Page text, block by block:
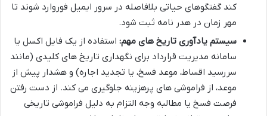
کند گفتگوهای حیاتی بلافاصله در سرور ایمیل فوروارد شوند تا
مهر زمان در هدر نامه ثبت شود.
سیستم یادآوری تاریخ های مهم: استفاده از یک فایل اکسل یا
سامانه مدیریت قرارداد برای نگهداری تاریخ های کلیدی (مانند
سررسید اقساط، موعد فسخ، یا تجدید اجاره) و هشدار پیش از
موعد، از فراموشی های پرهزینه جلوگیری می کند. از دست رفتن
فرصت فسخ یا مطالبه وجه التزام به دلیل فراموشی تاریخی